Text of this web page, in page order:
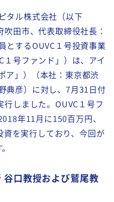
タル株式会社（以下
吹田市、代表取締役社長：
とするOUVC１号投資事業
号ファンド」）は、アイ
ア」）（本社：東京都渋
典彦）に対し、7月31日付
しました。OUVC１号フ
年11月に150百万円、
を実行しており、今回が
口教授および鷲尾教